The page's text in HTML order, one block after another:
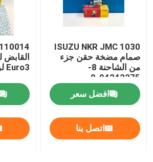
ISUZU NKR JMC 1030
صمام مضخة حقن جزء
من الشاحنة 8-
94242275-0
افضل سعر
اتصل بنا
Euro3 لوحة ضغط القابض